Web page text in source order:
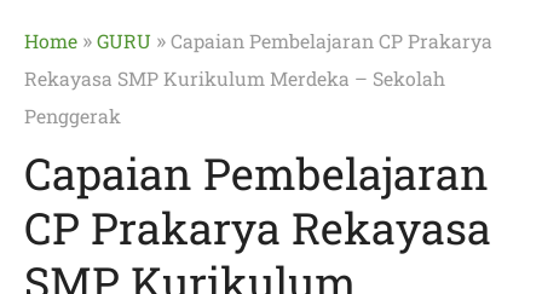
Home »GURU »Capaian Pembelajaran CP Prakarya
Rekayasa SMP Kurikulum Merdeka – Sekolah
Penggerak
Capaian Pembelajaran
CP Prakarya Rekayasa
SMP Kurikulum